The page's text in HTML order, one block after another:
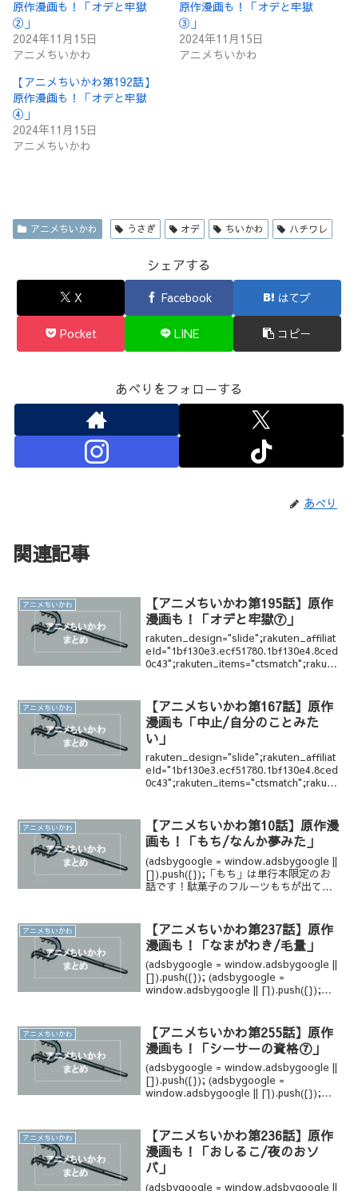
原作漫画も！「オデと牢獄
②」
2024年11月15日
アニメちいかわ
原作漫画も！「オデと牢獄
③」
2024年11月15日
アニメちいかわ
【アニメちいかわ第192話】
原作漫画も！「オデと牢獄
④」
2024年11月15日
アニメちいかわ
アニメちいかわ うさぎ オデ ちいかわ ハチワレ
シェアする
X Facebook はてブ
Pocket LINE コピー
あべりをフォローする
あべり
関連記事
アニメちいかわ
【アニメちいかわ第195話】原作
漫画も！「オデと牢獄⑦」
rakuten_design="slide";rakuten_affiliat
eId="1bf130e3.ecf51780.1bf130e4.8ced
0c43";rakuten_items="ctsmatch";rakute
アニメちいかわ
【アニメちいかわ第167話】原作
漫画も「中止/自分のことみた
い」
rakuten_design="slide";rakuten_affiliat
eId="1bf130e3.ecf51780.1bf130e4.8ced
0c43";rakuten_items="ctsmatch";rakute
アニメちいかわ
【アニメちいかわ第10話】原作漫
画も！「もち/なんか夢みた」
(adsbygoogle = window.adsbygoogle ||
[]).push({});「もち」は単行本限定のお
話です！駄菓子のフルーツもちが出てく
アニメちいかわ
【アニメちいかわ第237話】原作
漫画も！「なまがわき/毛量」
(adsbygoogle = window.adsbygoogle ||
[]).push({}); (adsbygoogle =
window.adsbygoogle || []).push({});
アニメちいかわ
【アニメちいかわ第255話】原作
漫画も！「シーサーの資格⑦」
(adsbygoogle = window.adsbygoogle ||
[]).push({}); (adsbygoogle =
window.adsbygoogle || []).push({});↓
アニメちいかわ
【アニメちいかわ第236話】原作
漫画も！「おしるこ/夜のおソ
バ」
(adsbygoogle = window.adsbygoogle ||